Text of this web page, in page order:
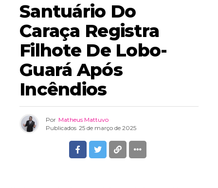
SBT- SISTEMA BRASILEIRO DE TELEVISÃO
Santuário Do
Caraça Registra
Filhote De Lobo-
Guará Após
Incêndios
Por Matheus Mattuvo
Publicados 25 de março de 2025